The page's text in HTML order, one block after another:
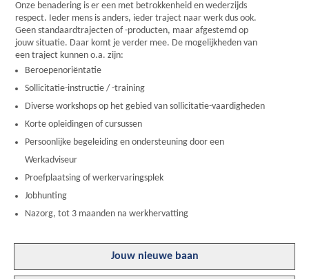
Onze benadering is er een met betrokkenheid en wederzijds
respect. Ieder mens is anders, ieder traject naar werk dus ook.
Geen standaardtrajecten of -producten, maar afgestemd op
jouw situatie. Daar komt je verder mee. De mogelijkheden van
een traject kunnen o.a. zijn:
Beroepenoriëntatie
Sollicitatie-instructie / -training
Diverse workshops op het gebied van sollicitatie-vaardigheden
Korte opleidingen of cursussen
Persoonlijke begeleiding en ondersteuning door een
Werkadviseur
Proefplaatsing of werkervaringsplek
Jobhunting
Nazorg, tot 3 maanden na werkhervatting
Jouw nieuwe baan